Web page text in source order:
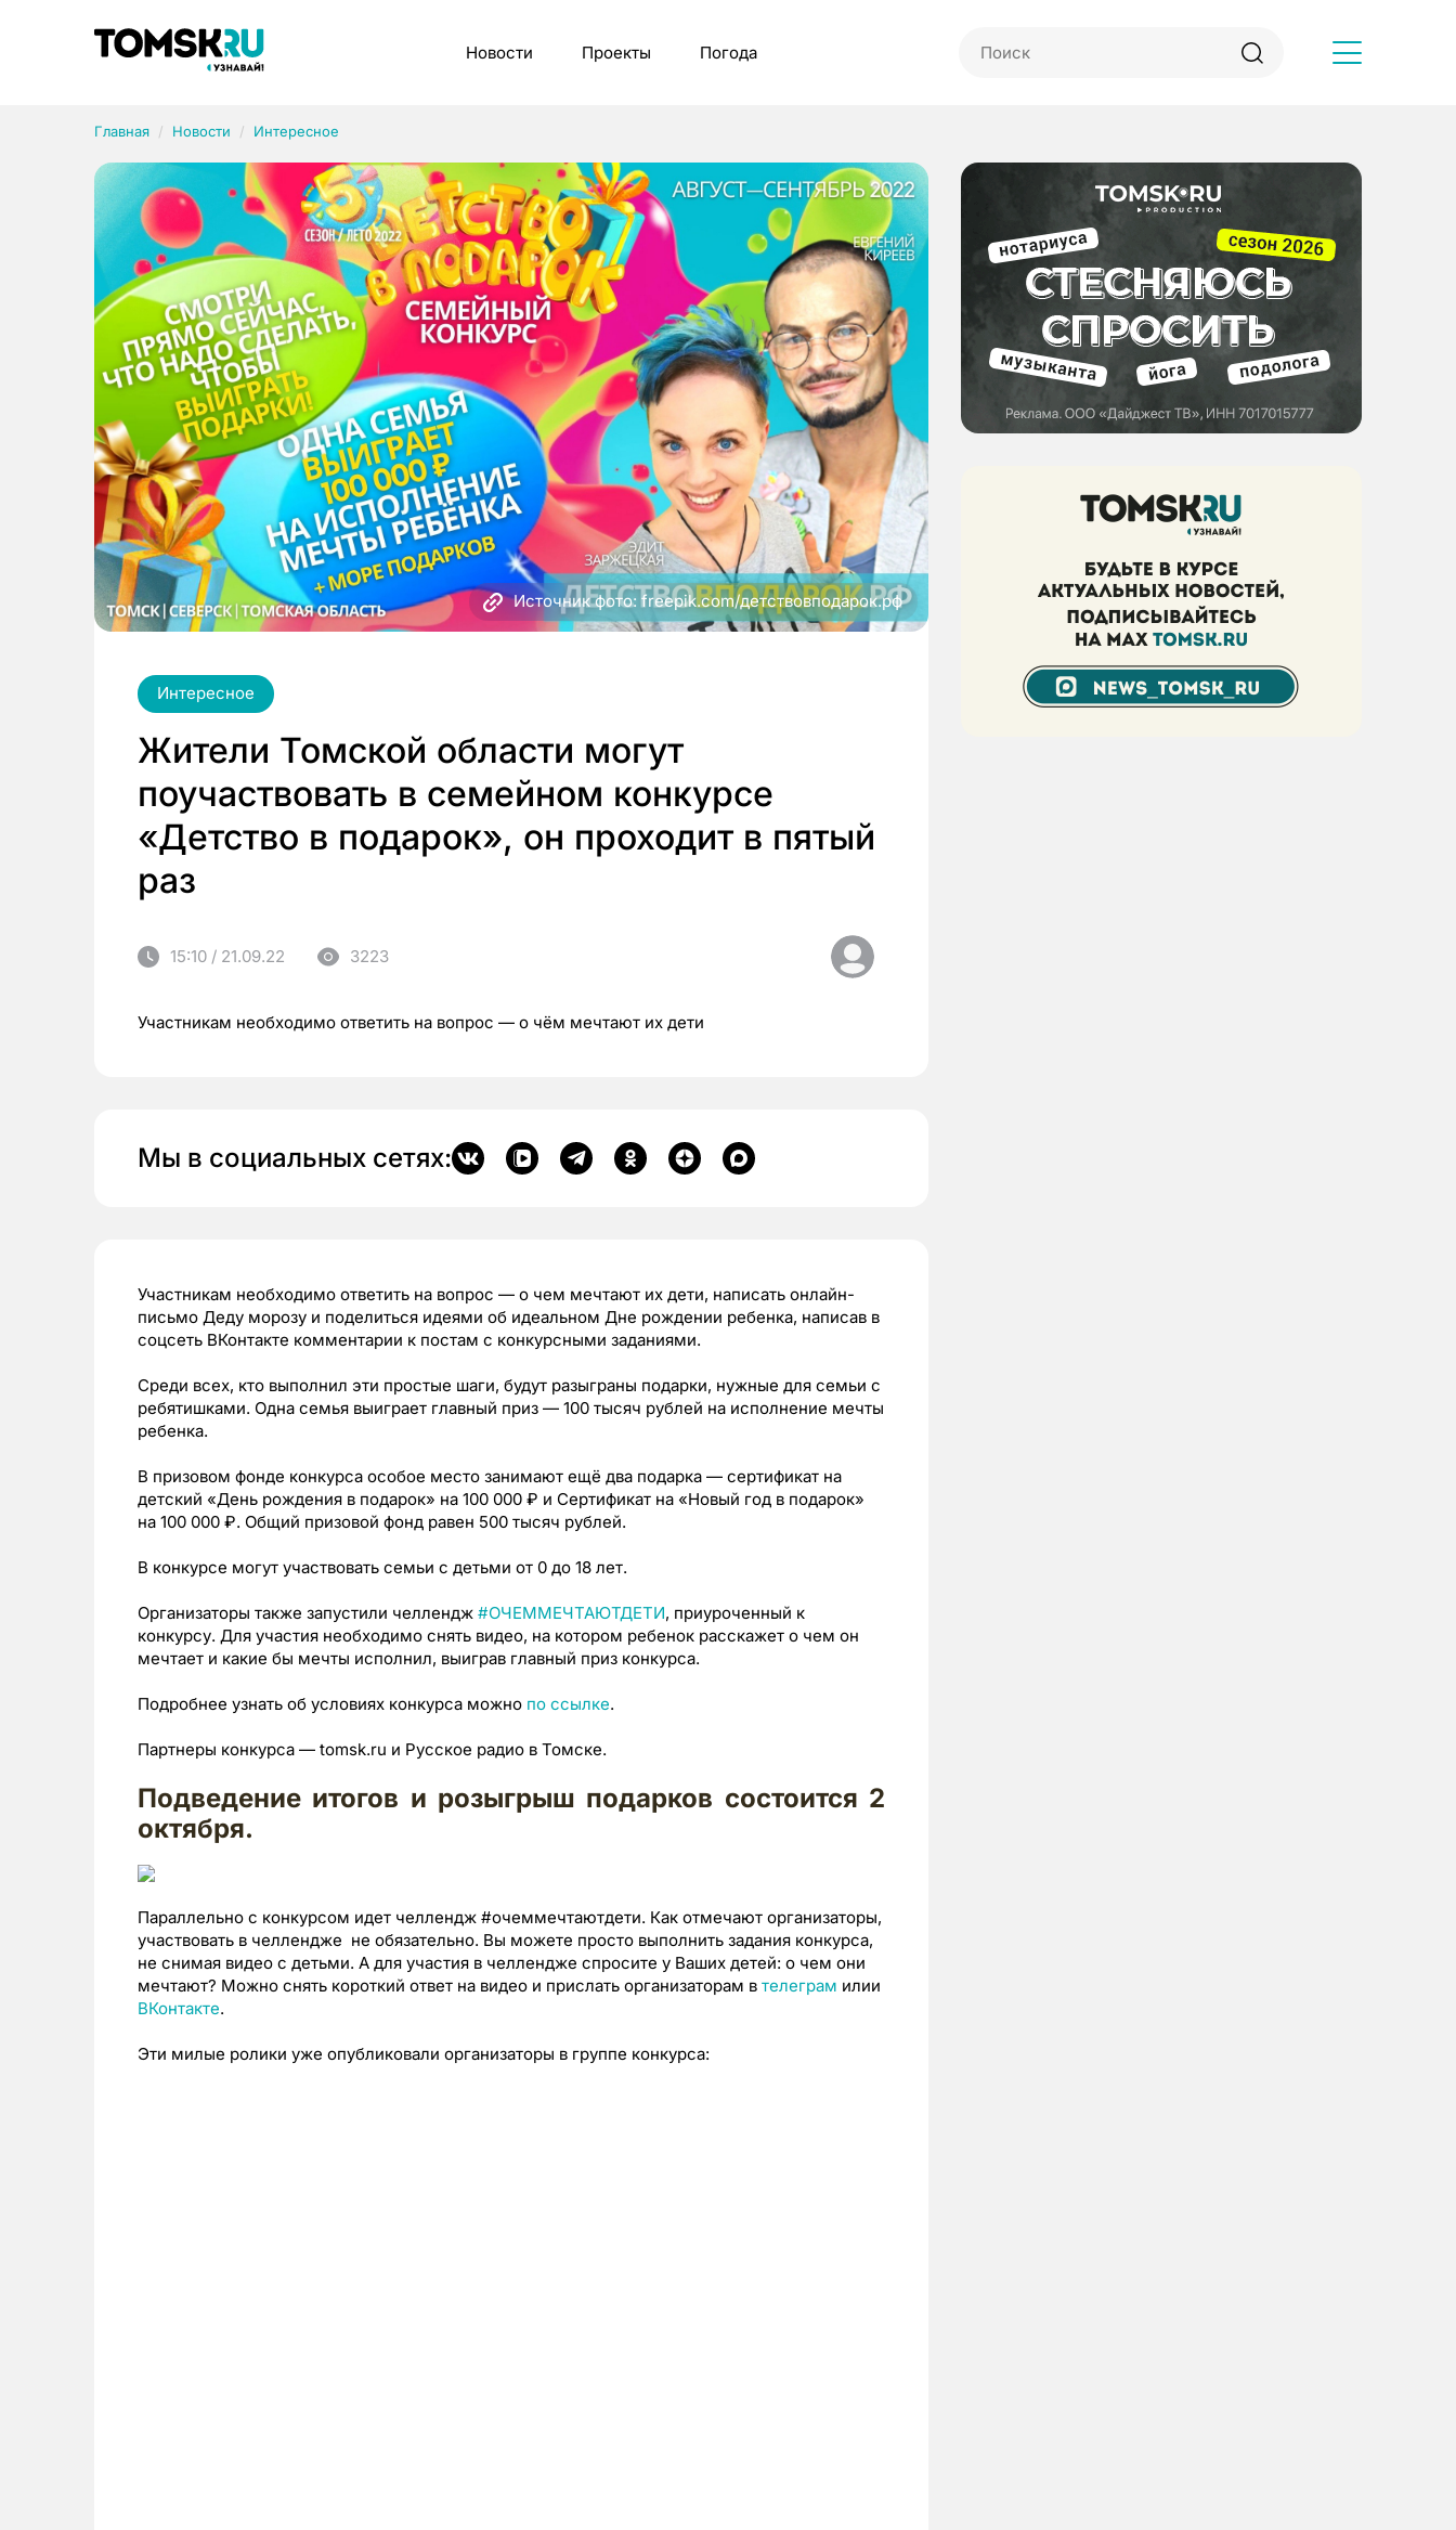
Новости Проекты Погода
Главная Новости Интересное
Источник фото: freepik.com/детствовподарок.рф
Интересное
Жители Томской области могут
поучаствовать в семейном конкурсе
«Детство в подарок», он проходит в пятый
раз
15:10 / 21.09.22 3223
Участникам необходимо ответить на вопрос — о чём мечтают их дети
Мы в социальных сетях:
Участникам необходимо ответить на вопрос — о чем мечтают их дети, написать онлайн-
письмо Деду морозу и поделиться идеями об идеальном Дне рождении ребенка, написав в
соцсеть ВКонтакте комментарии к постам с конкурсными заданиями.
Среди всех, кто выполнил эти простые шаги, будут разыграны подарки, нужные для семьи с
ребятишками. Одна семья выиграет главный приз — 100 тысяч рублей на исполнение мечты
ребенка.
В призовом фонде конкурса особое место занимают ещё два подарка — сертификат на
детский «День рождения в подарок» на 100 000 ₽ и Сертификат на «Новый год в подарок»
на 100 000 ₽. Общий призовой фонд равен 500 тысяч рублей.
В конкурсе могут участвовать семьи с детьми от 0 до 18 лет.
Организаторы также запустили челлендж #ОЧЕММЕЧТАЮТДЕТИ, приуроченный к
конкурсу. Для участия необходимо снять видео, на котором ребенок расскажет о чем он
мечтает и какие бы мечты исполнил, выиграв главный приз конкурса.
Подробнее узнать об условиях конкурса можно по ссылке.
Партнеры конкурса — tomsk.ru и Русское радио в Томске.
Подведение итогов и розыгрыш подарков состоится 2
октября.
Параллельно с конкурсом идет челлендж #очеммечтаютдети. Как отмечают организаторы,
участвовать в челлендже не обязательно. Вы можете просто выполнить задания конкурса,
не снимая видео с детьми. А для участия в челлендже спросите у Ваших детей: о чем они
мечтают? Можно снять короткий ответ на видео и прислать организаторам в телеграм илии
ВКонтакте.
Эти милые ролики уже опубликовали организаторы в группе конкурса:
Рубрики